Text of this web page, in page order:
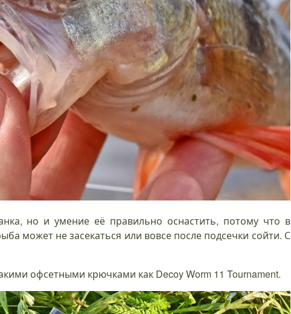
но и умение её правильно оснастить, потому что в
может не засекаться или вовсе после подсечки сойти. С
офсетными крючками как Decoy Worm 11 Tournament.